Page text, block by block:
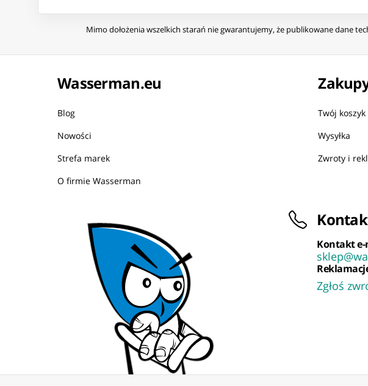
Mimo dołożenia wszelkich starań nie gwarantujemy, że publikowane dane
Wasserman.eu
Blog
Nowości
Strefa marek
O firmie Wasserman
Twój koszyk
Wysyłka
Zwroty i
Kontakt
Zgłoś